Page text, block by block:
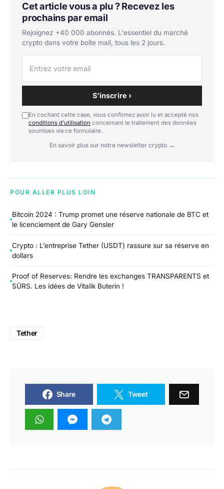
Cet article vous a plu ? Recevez les
prochains par email
Rejoignez +40 000 abonnés. L'essentiel du marché
crypto dans votre boîte mail, tous les 2 jours.
S'inscrire ›
En cochant cette case, vous confirmez avoir lu et accepté nos
conditions d'utilisation concernant le traitement des données
soumises via ce formulaire.
En savoir plus sur notre newsletter crypto →
POUR ALLER PLUS LOIN
Bitcoin 2024 : Trump promet une réserve nationale de BTC et
le licenciement de Gary Gensler
Crypto : L’entreprise Tether (USDT) rassure sur sa réserve en
dollars
Proof of Reserves: Rendre les exchanges TRANSPARENTS et
SÛRS. Les idées de Vitalik Buterin !
Tether
Share Tweet